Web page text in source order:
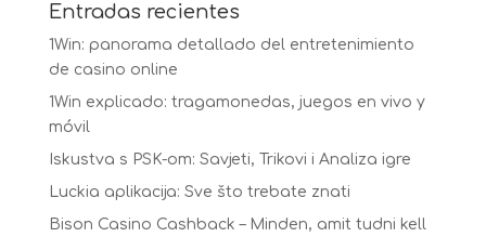
Entradas recientes
1Win: panorama detallado del entretenimiento
de casino online
1Win explicado: tragamonedas, juegos en vivo y
móvil
Iskustva s PSK-om: Savjeti, Trikovi i Analiza igre
Luckia aplikacija: Sve što trebate znati
Bison Casino Cashback – Minden, amit tudni kell